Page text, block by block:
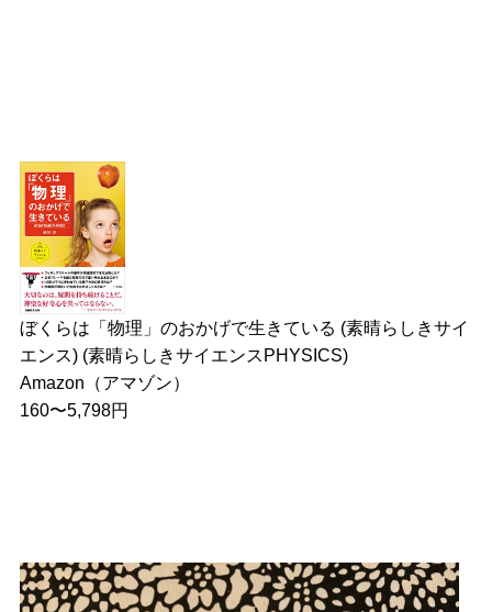
ぼくらは「物理」のおかげで生きている (素晴らしきサイ
エンス) (素晴らしきサイエンスPHYSICS)
Amazon（アマゾン）
160〜5,798円